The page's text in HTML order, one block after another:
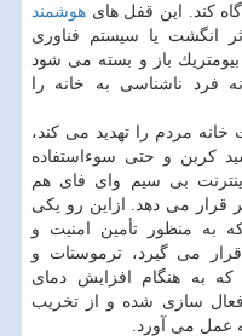
كند. این قفل های هوشمند
اثر انگشت یا سیستم فناوری
بیومتریك باز و بسته می شود
فرد ناشناسی به خانه را
خانه مردم را تهدید می كند،
كربن و حتی سوءاستفاده
بی سیم وای فای هم
قرار می دهد. ازاین رو یكی
به منظور تأمین امنیت و
می گیرد، ترموستات و
به هنگام افزایش دمای
سازی شده و از تخریب
عمل می آورد.